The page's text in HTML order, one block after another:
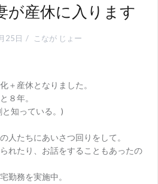
産休に入ります
25日 こなが じょー
＋産休となりました。
８年。
知っている。)
人たちにあいさつ回りをして。
れたり、お話をすることもあったの
勤務を実施中。